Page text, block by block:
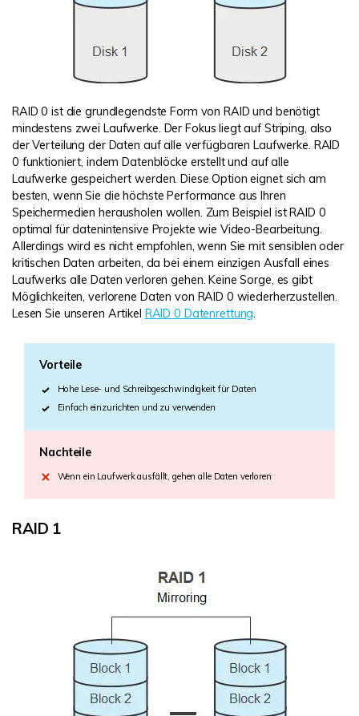
RAID 0 ist die grundlegendste Form von RAID und benötigt
mindestens zwei Laufwerke. Der Fokus liegt auf Striping, also
der Verteilung der Daten auf alle verfügbaren Laufwerke. RAID
0 funktioniert, indem Datenblöcke erstellt und auf alle
Laufwerke gespeichert werden. Diese Option eignet sich am
besten, wenn Sie die höchste Performance aus Ihren
Speichermedien herausholen wollen. Zum Beispiel ist RAID 0
optimal für datenintensive Projekte wie Video-Bearbeitung.
Allerdings wird es nicht empfohlen, wenn Sie mit sensiblen oder
kritischen Daten arbeiten, da bei einem einzigen Ausfall eines
Laufwerks alle Daten verloren gehen. Keine Sorge, es gibt
Möglichkeiten, verlorene Daten von RAID 0 wiederherzustellen.
Lesen Sie unseren Artikel RAID 0 Datenrettung.
Vorteile
Hohe Lese- und Schreibgeschwindigkeit für Daten
Einfach einzurichten und zu verwenden
Nachteile
Wenn ein Laufwerk ausfällt, gehen alle Daten verloren
RAID 1